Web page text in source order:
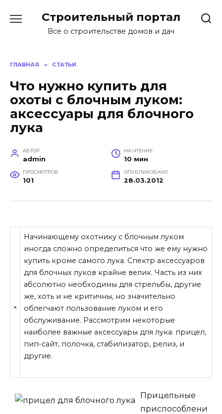
содержанию
Строительный портал
Все о строительстве домов и дач
ГЛАВНАЯ » СТАТЬИ
Что нужно купить для
охоты с блочным луком:
аксессуары для блочного
лука
АВТОР
admin
НА ЧТЕНИЕ
10 мин
ПРОСМОТРОВ
101
ОПУБЛИКОВАНО
28.03.2012
Начинающему охотнику с блочным луком
иногда сложно определиться что же ему нужно
купить кроме самого лука. Спектр аксессуаров
для блочных луков крайне велик. Часть из них
абсолютно необходимы для стрельбы, другие
же, хоть и не критичны, но значительно
облегчают пользование луком и его
обслуживание. Рассмотрим некоторые
наиболее важные аксессуары для лука: прицел,
пип-сайт, полочка, стабилизатор, релиз, и
другие.
Прицельные
приспособлени